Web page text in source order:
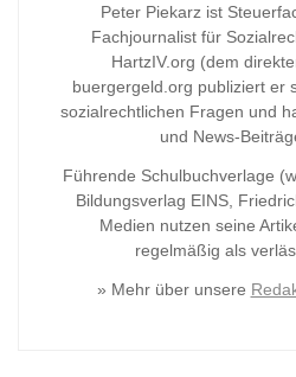
Peter Piekarz ist
Fachjournalist für
HartzIV.org (dem
buergergeld.org publiziert er
sozialrechtlichen Fragen und
und News-
Führende Schulbuchverlage
Bildungsverlag EINS,
Medien nutzen seine
regelmäßig als
» Mehr über unsere